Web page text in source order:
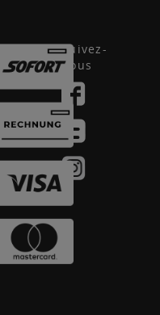
Suivez-
nous